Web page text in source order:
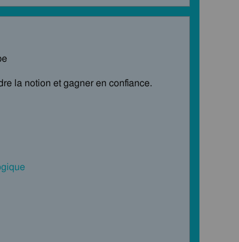
la notion et gagner en confiance.